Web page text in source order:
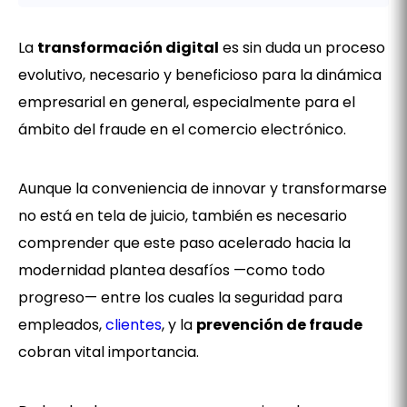
La transformación digital es sin duda un proceso
evolutivo, necesario y beneficioso para la dinámica
empresarial en general, especialmente para el
ámbito del fraude en el comercio electrónico.
Aunque la conveniencia de innovar y transformarse
no está en tela de juicio, también es necesario
comprender que este paso acelerado hacia la
modernidad plantea desafíos —como todo
progreso— entre los cuales la seguridad para
empleados,clientes, y la prevención de fraude
cobran vital importancia.